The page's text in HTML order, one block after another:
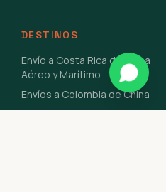
DESTINOS
Envío a Costa Rica de China
Aéreo y Marítimo
Envíos a Colombia de China